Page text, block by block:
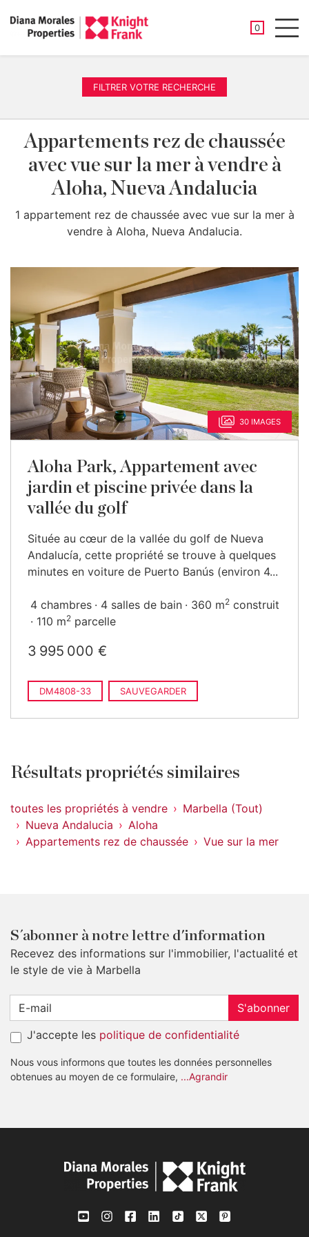
0
FILTRER VOTRE RECHERCHE
Appartements rez de chaussée
avec vue sur la mer à vendre à
Aloha, Nueva Andalucia
1 appartement rez de chaussée avec vue sur la mer à
vendre à Aloha, Nueva Andalucia.
30 IMAGES
Aloha Park, Appartement avec
jardin et piscine privée dans la
vallée du golf
Située au cœur de la vallée du golf de Nueva
Andalucía, cette propriété se trouve à quelques
minutes en voiture de Puerto Banús (environ 4...
4 chambres 4 salles de bain 360 m2 construit
110 m2 parcelle
3 995 000 €
DM4808-33 SAUVEGARDER
Résultats propriétés similaires
toutes les propriétés à vendre
Marbella (Tout)
Nueva Andalucia
Aloha
Appartements rez de chaussée
Vue sur la mer
S´abonner à notre lettre d'information
Recevez des informations sur l'immobilier, l'actualité et
le style de vie à Marbella
S'abonner
J'accepte les politique de confidentialité
Nous vous informons que toutes les données personnelles
obtenues au moyen de ce formulaire, ...Agrandir